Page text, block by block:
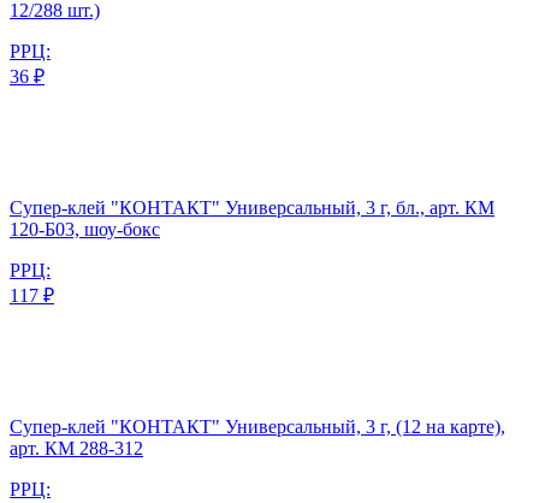
12/288 шт.)
РРЦ:
36 ₽
Супер-клей "КОНТАКТ" Универсальный, 3 г, бл., арт. КМ
120-Б03, шоу-бокс
РРЦ:
117 ₽
Супер-клей "КОНТАКТ" Универсальный, 3 г, (12 на карте),
арт. КМ 288-312
РРЦ: